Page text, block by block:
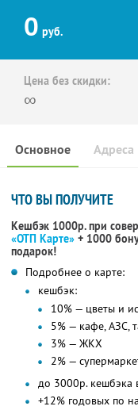
0 руб.
Цена без скидки:
∞
Основное Адреса
ЧТО ВЫ ПОЛУЧИТЕ
Кешбэк 1000р. при
«ОТП Карте» + 1000
подарок!
Подробнее о карте:
кешбэк:
10% — цветы и
5% — кафе, АЗС,
3% — ЖКХ
2% —
до 3000р. кешбэка
+12% годовых по